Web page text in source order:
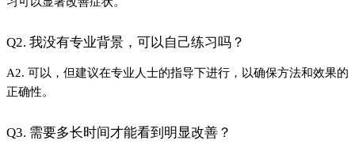
Q2. 我没有专业背景，可以自己练习吗？
A2. 可以，但建议在专业人士的指导下进行，以确保方法和效果的
正确性。
Q3. 需要多长时间才能看到明显改善？